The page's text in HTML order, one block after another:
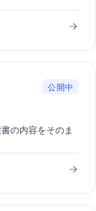
公開中
の内容をそのま